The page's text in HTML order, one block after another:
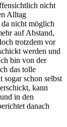
nicht
Alltag
nicht möglich
auf Abstand,
trotzdem vor
werden und
bin von der
das tolle
sogar schon selbst
kann
in den
danach